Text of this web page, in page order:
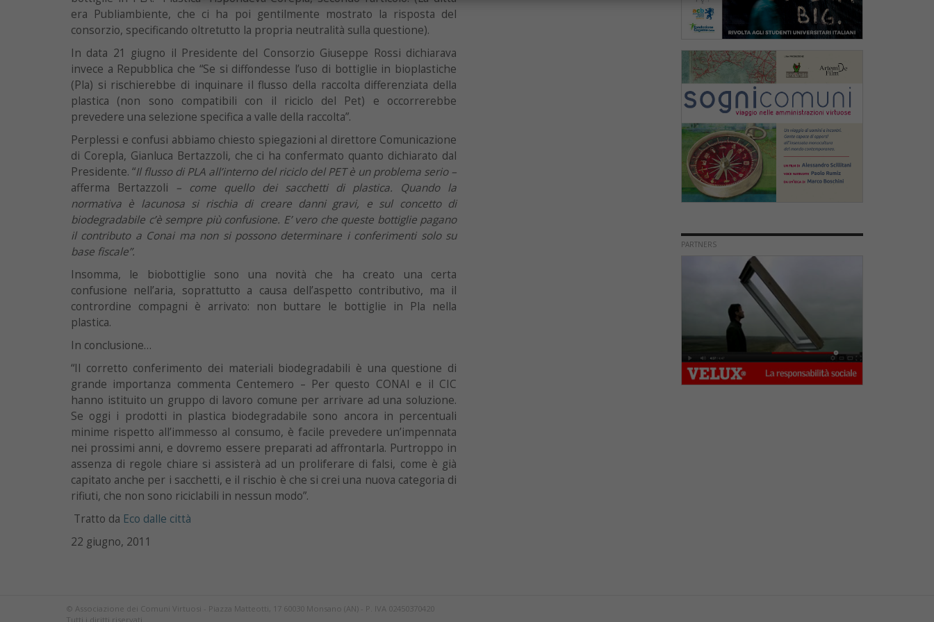
era Publiambiente, che ci ha poi gentilmente mostrato la risposta del
consorzio, specificando oltretutto la propria neutralità sulla questione).
In data 21 giugno il Presidente del Consorzio Giuseppe Rossi dichiarava
invece a Repubblica che “Se si diffondesse l’uso di bottiglie in bioplastiche
(Pla) si rischierebbe di inquinare il flusso della raccolta differenziata della
plastica (non sono compatibili con il riciclo del Pet) e occorrerebbe
prevedere una selezione specifica a valle della raccolta”.
Perplessi e confusi abbiamo chiesto spiegazioni al direttore Comunicazione
di Corepla, Gianluca Bertazzoli, che ci ha confermato quanto dichiarato dal
Presidente. “Il flusso di PLA all’interno del riciclo del PET è un problema serio –
afferma Bertazzoli – come quello dei sacchetti di plastica. Quando la
normativa è lacunosa si rischia di creare danni gravi, e sul concetto di
biodegradabile c’è sempre più confusione. E’ vero che queste bottiglie pagano
il contributo a Conai ma non si possono determinare i conferimenti solo su
base fiscale”.
Insomma, le biobottiglie sono una novità che ha creato una certa
confusione nell’aria, soprattutto a causa dell’aspetto contributivo, ma il
contrordine compagni è arrivato: non buttare le bottiglie in Pla nella
plastica.
In conclusione…
“Il corretto conferimento dei materiali biodegradabili è una questione di
grande importanza commenta Centemero – Per questo CONAI e il CIC
hanno istituito un gruppo di lavoro comune per arrivare ad una soluzione.
Se oggi i prodotti in plastica biodegradabile sono ancora in percentuali
minime rispetto all’immesso al consumo, è facile prevedere un’impennata
nei prossimi anni, e dovremo essere preparati ad affrontarla. Purtroppo in
assenza di regole chiare si assisterà ad un proliferare di falsi, come è già
capitato anche per i sacchetti, e il rischio è che si crei una nuova categoria di
rifiuti, che non sono riciclabili in nessun modo”.
Tratto da Eco dalle città
22 giugno, 2011
PARTNERS
© Associazione dei Comuni Virtuosi - Piazza Matteotti, 17 60030 Monsano (AN) - P. IVA 02450370420
Tutti i diritti riservati.